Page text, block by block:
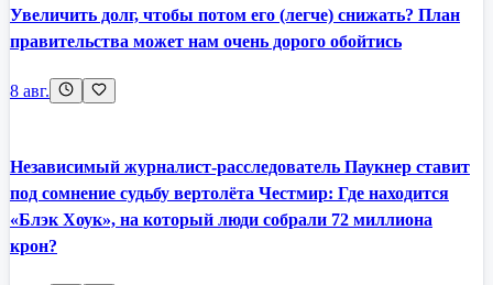
Увеличить долг, чтобы потом его (легче) снижать? План
правительства может нам очень дорого обойтись
8 авг.
Независимый журналист-расследователь Паукнер ставит
под сомнение судьбу вертолёта Честмир: Где находится
«Блэк Хоук», на который люди собрали 72 миллиона
крон?